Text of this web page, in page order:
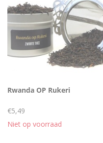
Rwanda OP Rukeri
€5,49
Niet op voorraad